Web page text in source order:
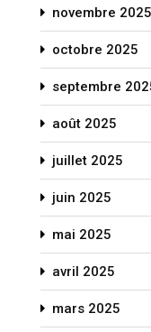
novembre 2025
octobre 2025
septembre
août 2025
juillet 2025
juin 2025
mai 2025
avril 2025
mars 2025